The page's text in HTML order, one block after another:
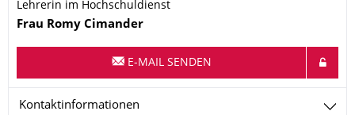
Lehrerin im Hochschuldienst
Name
Frau Romy Cimander
E-MAIL SENDEN
Kontaktinformationen